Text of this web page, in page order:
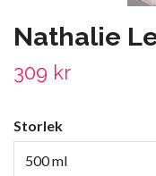
Nathalie
309 kr
Storlek
500 ml